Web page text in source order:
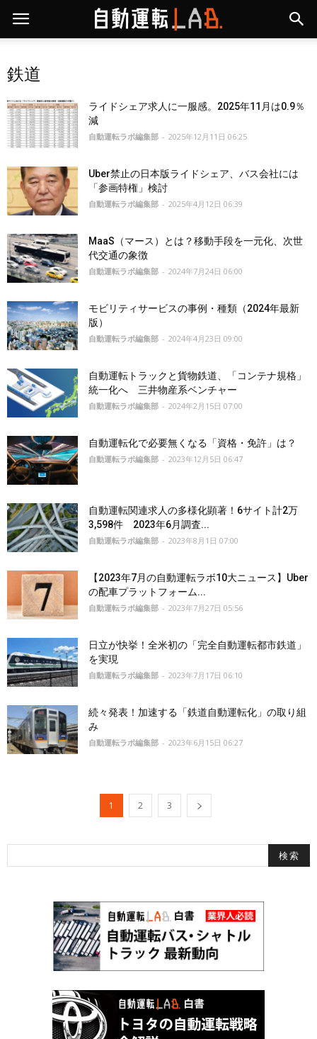
鉄道
ライドシェア求人に一服感。2025年11月は0.9％
減
自動運転ラボ編集部 - 2025年12月11日 06:25
Uber禁止の日本版ライドシェア、バス会社には
「参画特権」検討
自動運転ラボ編集部 - 2025年4月12日 06:39
MaaS（マース）とは？移動手段を一元化、次世
代交通の象徴
自動運転ラボ編集部 - 2024年7月24日 06:00
モビリティサービスの事例・種類（2024年最新
版）
自動運転ラボ編集部 - 2024年4月23日 09:00
自動運転トラックと貨物鉄道、「コンテナ規格」
統一化へ 三井物産系ベンチャー
自動運転ラボ編集部 - 2024年2月15日 07:00
自動運転化で必要無くなる「資格・免許」は？
自動運転ラボ編集部 - 2023年12月5日 06:47
自動運転関連求人の多様化顕著！6サイト計2万
3,598件 2023年6月調査...
自動運転ラボ編集部 - 2023年8月1日 07:00
【2023年7月の自動運転ラボ10大ニュース】Uber
の配車プラットフォーム...
自動運転ラボ編集部 - 2023年7月27日 05:56
日立が快挙！全米初の「完全自動運転都市鉄道」
を実現
自動運転ラボ編集部 - 2023年7月17日 06:10
続々発表！加速する「鉄道自動運転化」の取り組
み
自動運転ラボ編集部 - 2023年6月15日 06:27
1 2 3